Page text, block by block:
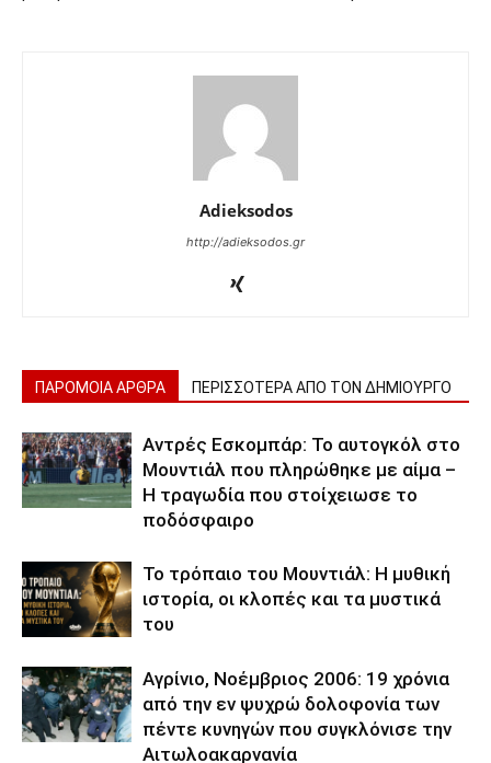
Adieksodos
http://adieksodos.gr
ΠΑΡΟΜΟΙΑ ΑΡΘΡΑ ΠΕΡΙΣΣΟΤΕΡΑ ΑΠΟ ΤΟΝ ΔΗΜΙΟΥΡΓΟ
Αντρές Εσκομπάρ: Το αυτογκόλ στο
Μουντιάλ που πληρώθηκε με αίμα –
Η τραγωδία που στοίχειωσε το
ποδόσφαιρο
Το τρόπαιο του Μουντιάλ: Η μυθική
ιστορία, οι κλοπές και τα μυστικά
του
Αγρίνιο, Νοέμβριος 2006: 19 χρόνια
από την εν ψυχρώ δολοφονία των
πέντε κυνηγών που συγκλόνισε την
Αιτωλοακαρνανία